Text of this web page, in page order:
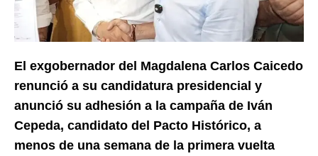
El exgobernador del Magdalena Carlos Caicedo
renunció a su candidatura presidencial y
anunció su adhesión a la campaña de Iván
Cepeda, candidato del Pacto Histórico, a
menos de una semana de la primera vuelta